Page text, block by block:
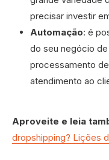
precisar investir
Automação: é
do seu negócio
processamento
atendimento ao
Aproveite e leia
dropshipping? Lições